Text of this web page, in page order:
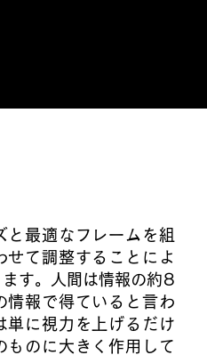
最適なフレームを組
せて調整することによ
す。人間は情報の約8
情報で得ていると言わ
単に視力を上げるだけ
ものに大きく作用して